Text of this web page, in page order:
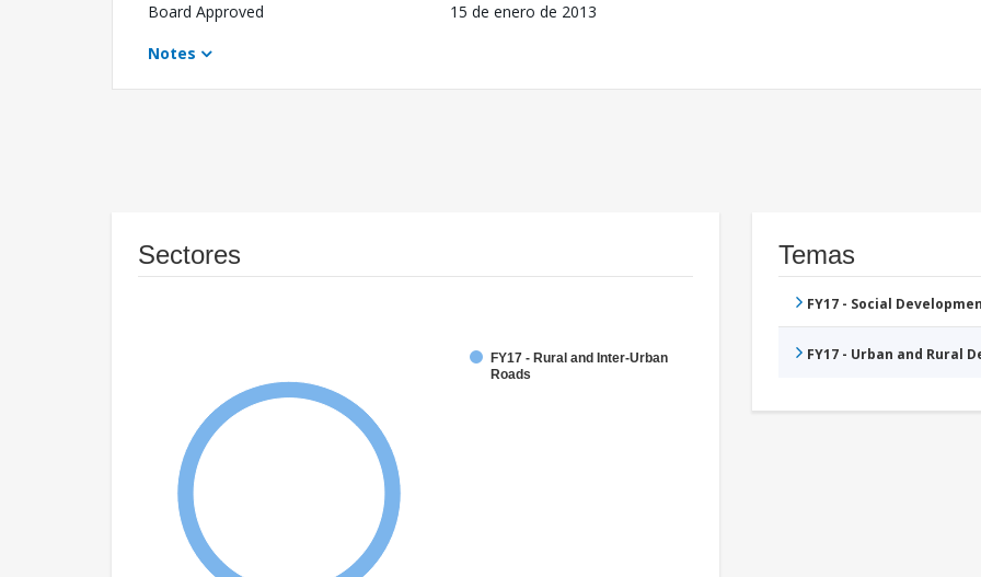
Board Approved
15 de enero de 2013
Notes
Sectores
FY17 - Rural and Inter-Urban
Roads
Temas
FY17 - Social
FY17 - Urban and Rural